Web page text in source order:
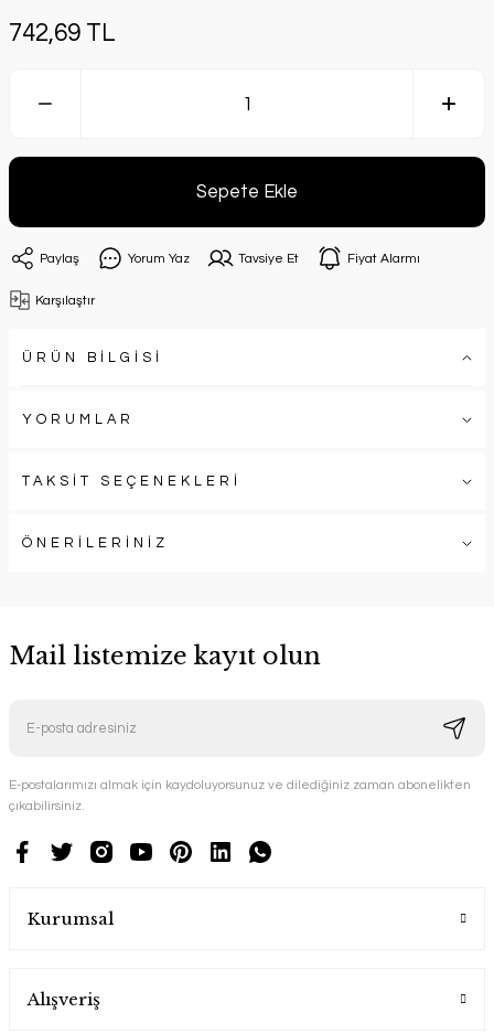
742,69 TL
Sepete Ekle
Paylaş Yorum Yaz Tavsiye Et Fiyat Alarmı
Karşılaştır
ÜRÜN BİLGİSİ
YORUMLAR
TAKSİT SEÇENEKLERİ
ÖNERİLERİNİZ
Mail listemize kayıt olun
E-postalarımızı almak için kaydoluyorsunuz ve dilediğiniz zaman abonelikten
çıkabilirsiniz.
Kurumsal
Alışveriş